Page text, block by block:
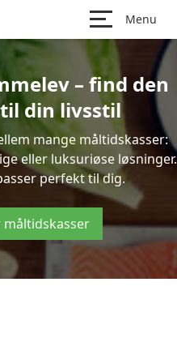
Menu
– find den
din livsstil
mange måltidskasser:
eller luksuriøse løsninger.
perfekt til dig.
måltidskasser